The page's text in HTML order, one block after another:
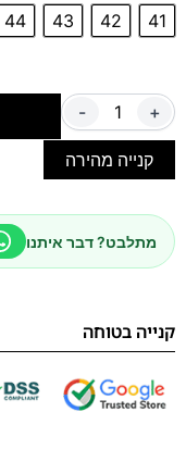
41
42
43
44
- +
קנייה מהירה
מתלבט? דבר איתנו
קנייה בטוחה